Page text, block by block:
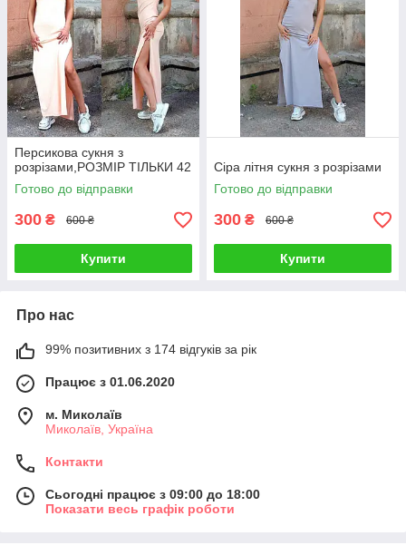
Персикова сукня з
розрізами,РОЗМІР ТІЛЬКИ 42
Готово до відправки
300 ₴ 600 ₴
Купити
Сіра літня сукня з розрізами
Готово до відправки
300 ₴ 600 ₴
Купити
Про нас
99% позитивних з 174 відгуків за рік
Працює з 01.06.2020
м. Миколаїв
Миколаїв, Україна
Контакти
Сьогодні працює з 09:00 до 18:00
Показати весь графік роботи